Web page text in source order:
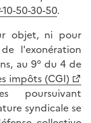
10-50-30-50.
objet, ni pour
l'exonération
au 9° du 4 de
impôts (CGI)
poursuivant
syndicale se